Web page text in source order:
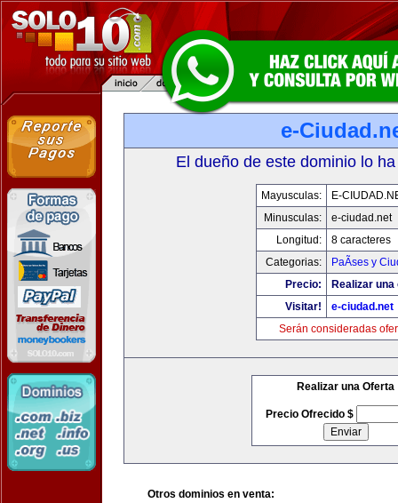
e-
El dueño de este dominio lo
Mayusculas:
E-
Minusculas:
e-ciudad.net
Longitud:
8 caracteres
Categorias:
PaÃ­ses y
Precio:
Realizar
Visitar!
e-ciudad.net
Serán consideradas
Realizar una Oferta
Precio Ofrecido $
Otros dominios en venta: